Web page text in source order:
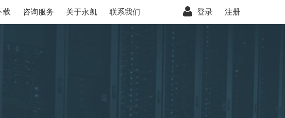
载 咨询服务 关于永凯 联系我们 登录 注册